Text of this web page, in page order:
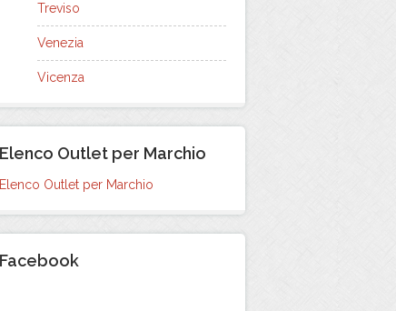
Treviso
Venezia
Vicenza
Elenco Outlet per Marchio
Elenco Outlet per Marchio
Facebook